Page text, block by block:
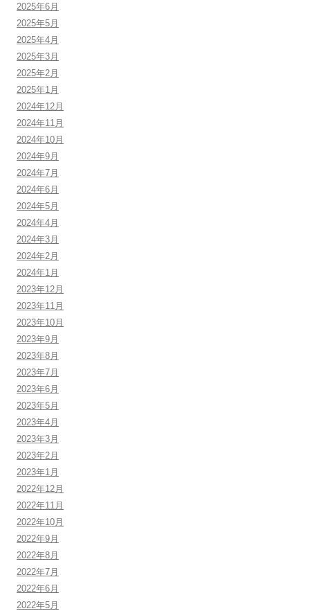
2025年6月
2025年5月
2025年4月
2025年3月
2025年2月
2025年1月
2024年12月
2024年11月
2024年10月
2024年9月
2024年7月
2024年6月
2024年5月
2024年4月
2024年3月
2024年2月
2024年1月
2023年12月
2023年11月
2023年10月
2023年9月
2023年8月
2023年7月
2023年6月
2023年5月
2023年4月
2023年3月
2023年2月
2023年1月
2022年12月
2022年11月
2022年10月
2022年9月
2022年8月
2022年7月
2022年6月
2022年5月